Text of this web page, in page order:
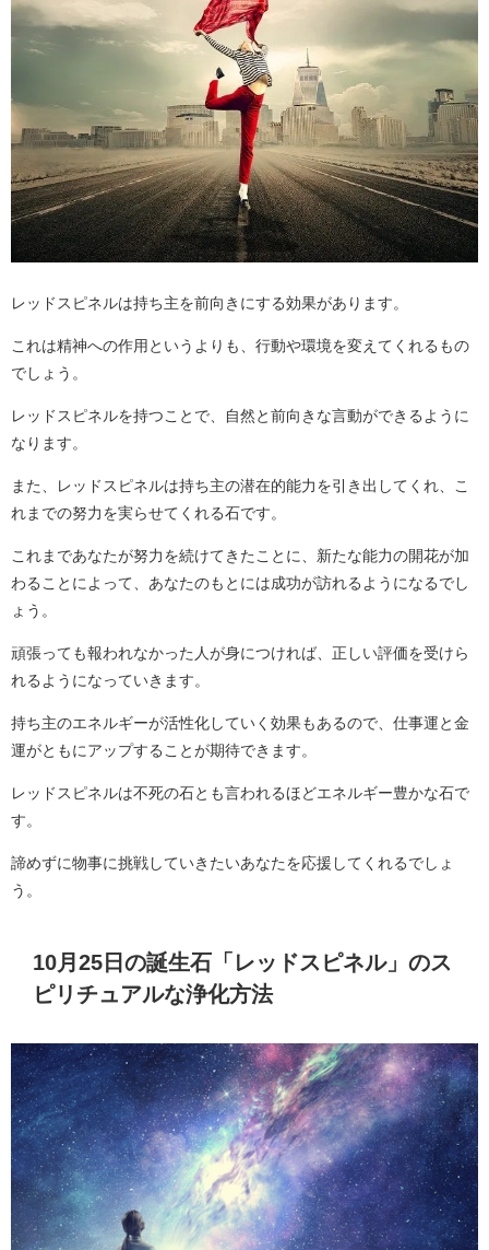
レッドスピネルは持ち主を前向きにする効果があります。
これは精神への作用というよりも、行動や環境を変えてくれるもの
でしょう。
レッドスピネルを持つことで、自然と前向きな言動ができるように
なります。
また、レッドスピネルは持ち主の潜在的能力を引き出してくれ、こ
れまでの努力を実らせてくれる石です。
これまであなたが努力を続けてきたことに、新たな能力の開花が加
わることによって、あなたのもとには成功が訪れるようになるでし
ょう。
頑張っても報われなかった人が身につければ、正しい評価を受けら
れるようになっていきます。
持ち主のエネルギーが活性化していく効果もあるので、仕事運と金
運がともにアップすることが期待できます。
レッドスピネルは不死の石とも言われるほどエネルギー豊かな石で
す。
諦めずに物事に挑戦していきたいあなたを応援してくれるでしょ
う。
10月25日の誕生石「レッドスピネル」のス
ピリチュアルな浄化方法